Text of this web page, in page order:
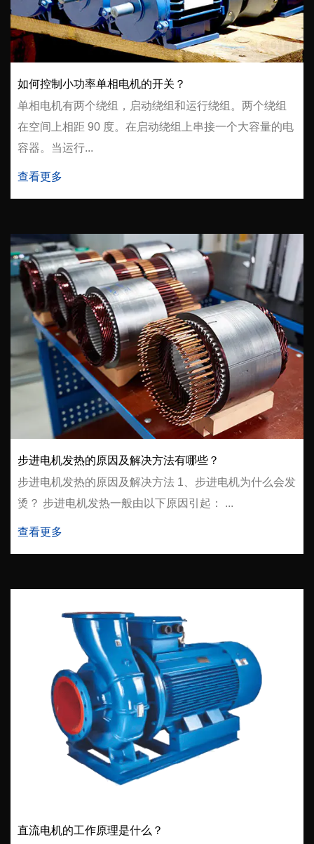
如何控制小功率单相电机的开关？
单相电机有两个绕组，启动绕组和运行绕组。两个绕组
在空间上相距 90 度。在启动绕组上串接一个大容量的电
容器。当运行...
查看更多
步进电机发热的原因及解决方法有哪些？
步进电机发热的原因及解决方法 1、步进电机为什么会发
烫？ 步进电机发热一般由以下原因引起： ...
查看更多
直流电机的工作原理是什么？